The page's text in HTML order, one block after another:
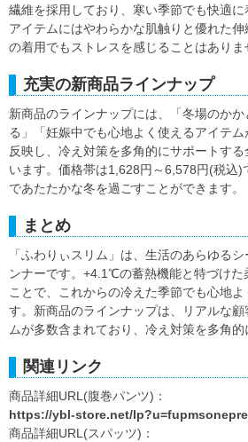
繊維を採用しており、寒い季節でも快適
アイテムにはやわらかな肌触りと優れた
の着用でもストレスを感じることはありま
充実の新商品ラインナップ
新商品のラインナップには、「冬場のか
る」「妊娠中でも心地よく使えるアイテ
反映し、冷え対策を多角的にサポートす
います。価格帯は1,628円～6,578円(税込)
であたたかな冬を過ごすことができます。
まとめ
「ふわりぃスリム」は、生活のあらゆる
ンナーです。+4.1℃の蓄熱機能と特づけた
ことで、これからの冷えた季節でも心地
す。新商品のラインナップは、リアルな
ムが多数含まれており、冷え対策を多角的
関連リンク
商品詳細URL(腹巻パンツ)：
https://ybl-store.net/lp?u=fupmsonepre
商品詳細URL(スパッツ)：